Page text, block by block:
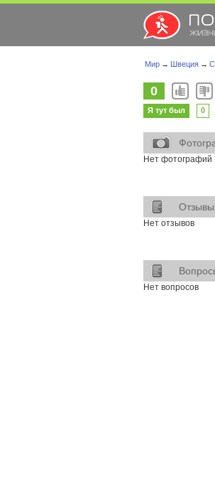
Мир → Швеция →
0
Я тут был 0
Нет фотографий
Отзывы
Нет отзывов
Нет вопросов